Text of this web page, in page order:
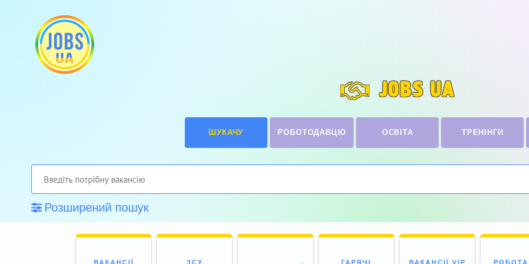
JOBS UA
ШУКАЧУ РОБОТОДАВЦЮ ОСВІТА ТРЕНІНГИ
Розширений пошук
ВАКАНСІЇ ЗСУ ГАРЯЧІ ВАКАНСІЇ VIP